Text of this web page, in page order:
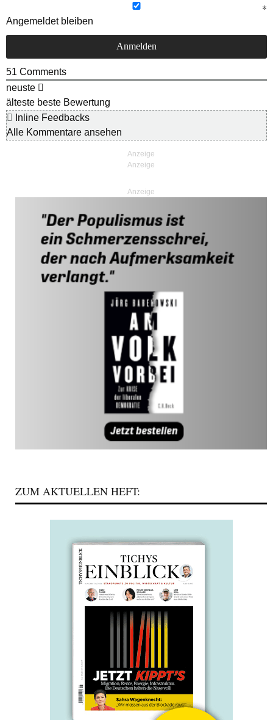
Angemeldet bleiben
51 Comments
neuste
älteste beste Bewertung
Inline Feedbacks
Alle Kommentare ansehen
Anzeige
ZUM AKTUELLEN HEFT: